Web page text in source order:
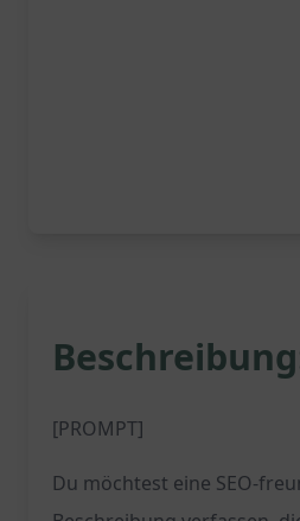
[PROMPT]
Du möchtest eine SEO-